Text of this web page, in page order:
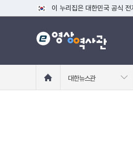
이 누리집은 대한민국 공식
공식 누리집 주소 확인하기
go.kr 주소를 사용하는 누리
로
대한뉴스관